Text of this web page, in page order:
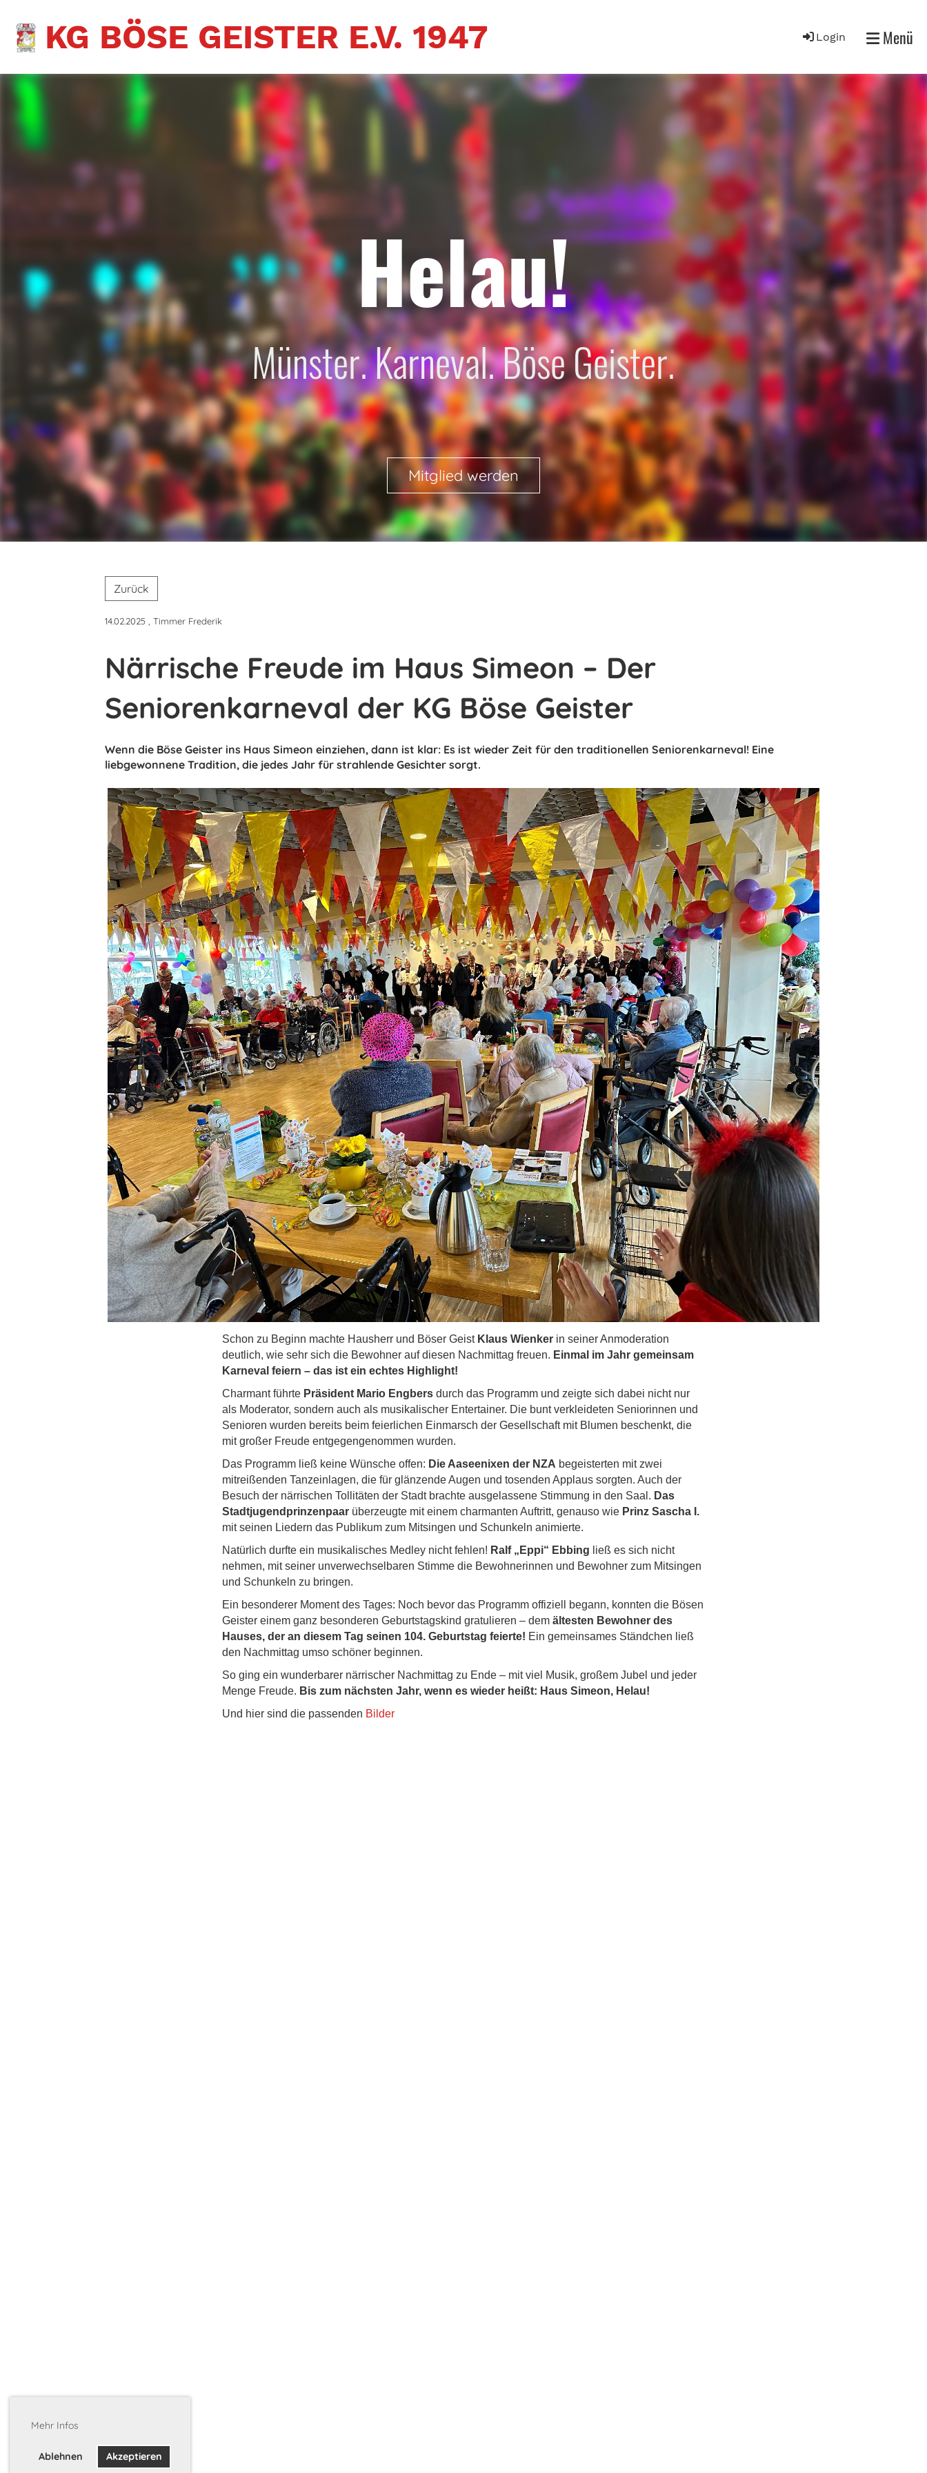
Mehr Infos
Ablehnen Akzeptieren
KG BÖSE GEISTER E.V. 1947 Login Menü
Helau!
Münster. Karneval. Böse Geister.
Mitglied werden
Zurück
14.02.2025 , Timmer Frederik
Närrische Freude im Haus Simeon – Der
Seniorenkarneval der KG Böse Geister
Wenn die Böse Geister ins Haus Simeon einziehen, dann ist klar: Es ist wieder Zeit für den traditionellen Seniorenkarneval! Eine
liebgewonnene Tradition, die jedes Jahr für strahlende Gesichter sorgt.
Schon zu Beginn machte Hausherr und Böser Geist Klaus Wienkerin seiner Anmoderation
deutlich, wie sehr sich die Bewohner auf diesen Nachmittag freuen. Einmal im Jahr gemeinsam
Karneval feiern – das ist ein echtes Highlight!
Charmant führte Präsident Mario Engbersdurch das Programm und zeigte sich dabei nicht nur
als Moderator, sondern auch als musikalischer Entertainer. Die bunt verkleideten Seniorinnen und
Senioren wurden bereits beim feierlichen Einmarsch der Gesellschaft mit Blumen beschenkt, die
mit großer Freude entgegengenommen wurden.
Das Programm ließ keine Wünsche offen: Die Aaseenixen der NZA begeisterten mit zwei
mitreißenden Tanzeinlagen, die für glänzende Augen und tosenden Applaus sorgten. Auch der
Besuch der närrischen Tollitäten der Stadt brachte ausgelassene Stimmung in den Saal. Das
Stadtjugendprinzenpaarüberzeugte mit einem charmanten Auftritt, genauso wie Prinz Sascha I.
mit seinen Liedern das Publikum zum Mitsingen und Schunkeln animierte.
Natürlich durfte ein musikalisches Medley nicht fehlen! Ralf „Eppi“ Ebbing ließ es sich nicht
nehmen, mit seiner unverwechselbaren Stimme die Bewohnerinnen und Bewohner zum Mitsingen
und Schunkeln zu bringen.
Ein besonderer Moment des Tages: Noch bevor das Programm offiziell begann, konnten die Bösen
Geister einem ganz besonderen Geburtstagskind gratulieren – dem ältesten Bewohner des
Hauses, der an diesem Tag seinen 104. Geburtstag feierte! Ein gemeinsames Ständchen ließ
den Nachmittag umso schöner beginnen.
So ging ein wunderbarer närrischer Nachmittag zu Ende – mit viel Musik, großem Jubel und jeder
Menge Freude. Bis zum nächsten Jahr, wenn es wieder heißt: Haus Simeon, Helau!
Und hier sind die passenden Bilder